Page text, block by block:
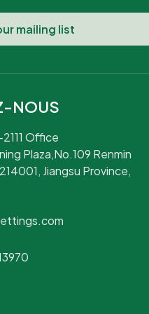
NOUS
Office
Plaza,No.109 Renmin
Jiangsu Province,